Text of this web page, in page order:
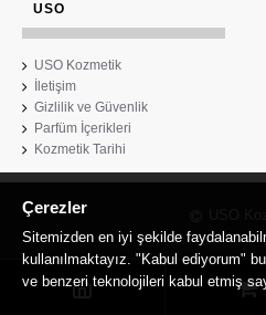
USO
USO Kozmetik
İletişim
Gizlilik ve Güvenlik
Parfüm İçerikleri
Kozmetik Tarihi
Çerezler
Sitemizden en iyi şekilde
kullanılmaktayız. "Kabul ediyorum"
ve benzeri teknolojileri kabul etmiş